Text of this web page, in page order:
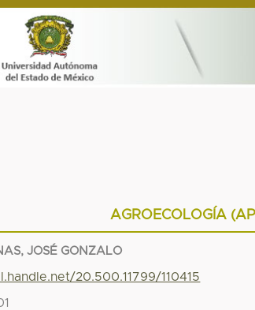
AGROECOLOGÍA
JOSÉ GONZALO
20.500.11799/110415